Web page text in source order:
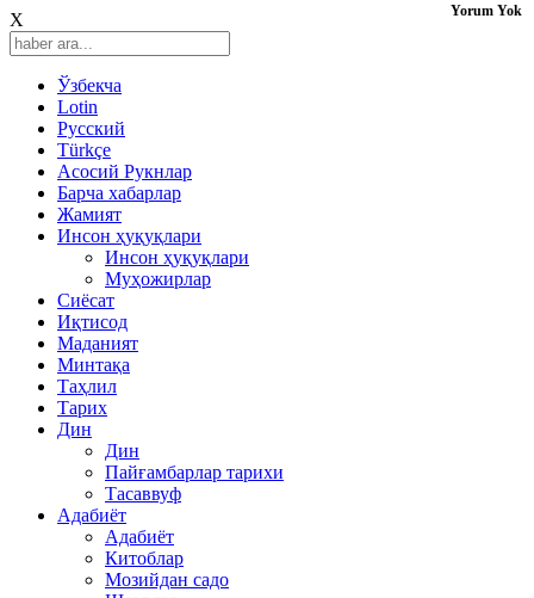
X
Ўзбекча
Lotin
Русский
Türkçe
Асосий Рукнлар
Барча хабарлар
Жамият
Инсон ҳуқуқлари
Инсон ҳуқуқлари
Муҳожирлар
Сиёсат
Иқтисод
Mаданият
Минтақа
Таҳлил
Тарих
Дин
Дин
Пайғамбарлар тарихи
Тасаввуф
Адабиёт
Адабиёт
Китоблар
Мозийдан садо
Yorum Yok